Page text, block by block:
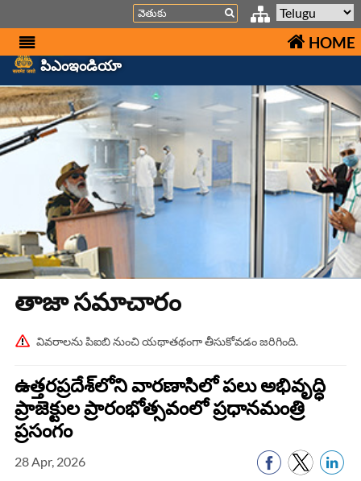
Search
HOME
పిఎంఇండియా
తాజా స‌మాచారం
వివరాలను పిఐబి నుంచి యథాతథంగా తీసుకోవడం జరిగింది.
ఉత్తరప్రదేశ్‌లోని వారణాసిలో పలు అభివృద్ధి
ప్రాజెక్టుల ప్రారంభోత్సవంలో ప్రధానమంత్రి
ప్రసంగం
28 Apr, 2026